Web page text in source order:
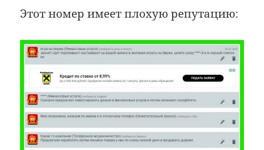
Этот номер имеет плохую репутацию: